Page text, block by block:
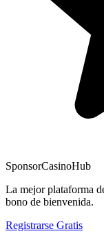
SponsorCasinoHub
La mejor plataforma
bono de bienvenida.
Registrarse Gratis